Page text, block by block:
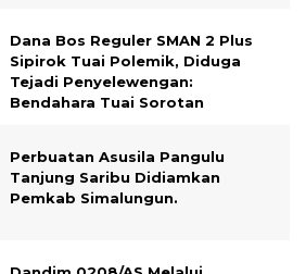
Dana Bos Reguler SMAN 2 Plus
Sipirok Tuai Polemik, Diduga
Tejadi Penyelewengan:
Bendahara Tuai Sorotan
Perbuatan Asusila Pangulu
Tanjung Saribu Didiamkan
Pemkab Simalungun.